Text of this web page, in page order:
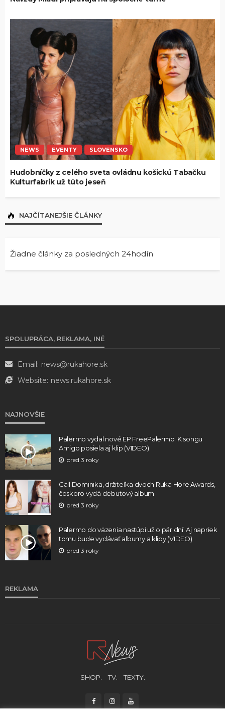
NEWS EVENTY SLOVENSKO
Hudobníčky z celého sveta ovládnu košickú Tabačku
Kulturfabrik už túto jeseň
NAJČÍTANEJŠIE ČLÁNKY
Žiadne články za posledných 24hodín
SPOLUPRÁCA, REKLAMA, INÉ
Email: news@rukahore.sk
Website: news.rukahore.sk
NAJNOVŠIE
Palermo vydal nové EP FreePalermo. K songu
Amigo posiela aj klip (VIDEO)
pred 3 roky
Call Dominika, držiteľka dvoch Ruka Hore Awards,
čoskoro vydá debutový album
pred 3 roky
Palermo do väzenia nastúpi už o pár dní. Aj napriek
tomu bude vydávať albumy a klipy (VIDEO)
pred 3 roky
REKLAMA
SHOP. TV. TEXTY.